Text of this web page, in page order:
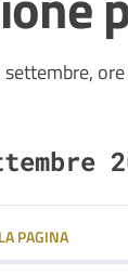
settembre,
PAGINA